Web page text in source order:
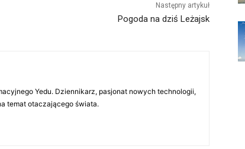
Następny artykuł
Pogoda na dziś Leżajsk
Yedu. Dziennikarz, pasjonat nowych technologii,
temat otaczającego świata.